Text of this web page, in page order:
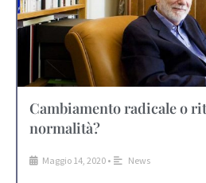
Cambiamento radicale o
normalità?
Maggio 14, 2020 • News